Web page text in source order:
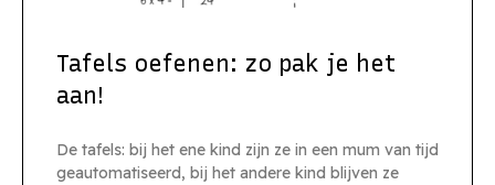
Tafels oefenen: zo pak je het
aan!
De tafels: bij het ene kind zijn ze in een mum van tijd
geautomatiseerd, bij het andere kind blijven ze